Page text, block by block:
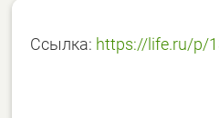
Ссылка: https://life.ru/p/